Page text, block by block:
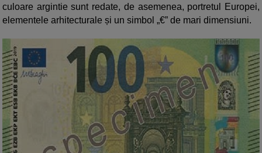
culoare argintie sunt redate, de asemenea, portretul Europei,
elementele arhitecturale și un simbol „€” de mari dimensiuni.